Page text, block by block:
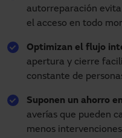
autorreparación
el acceso en todo
Optimizan el flujo
apertura y cierre
constante de
Suponen un ahorro
averías que pueden
menos